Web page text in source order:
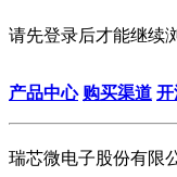
请先登录后才能继续
产品中心 购买渠道 开
瑞芯微电子股份有